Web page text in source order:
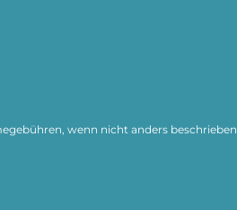
wenn nicht anders beschrieben